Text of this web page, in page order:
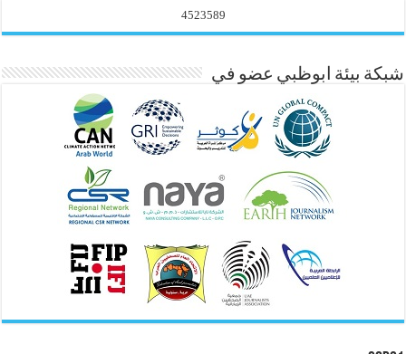
4523589
شبكة بيئة ابوظبي عضو في